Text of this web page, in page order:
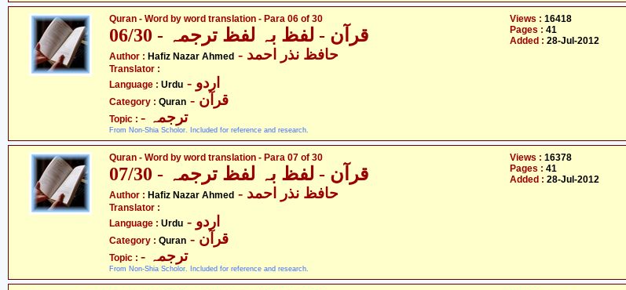
Quran - Word by word translation - Para 06 of 30
قرآن - لفظ بہ لفظ ترجمہ - 06/30
Author : Hafiz Nazar Ahmed - حافظ نذر احمد
Translator :
Language : Urdu - اردو
Category : Quran - قرآن
Topic : - ترجمہ
From Non-Shia Scholor. Included for reference and research.
Views : 16418
Pages : 41
Added : 28-Jul-2012
Quran - Word by word translation - Para 07 of 30
قرآن - لفظ بہ لفظ ترجمہ - 07/30
Author : Hafiz Nazar Ahmed - حافظ نذر احمد
Translator :
Language : Urdu - اردو
Category : Quran - قرآن
Topic : - ترجمہ
From Non-Shia Scholor. Included for reference and research.
Views : 16378
Pages : 41
Added : 28-Jul-2012